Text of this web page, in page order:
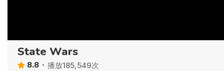
State Wars
8.8 播放185,549次